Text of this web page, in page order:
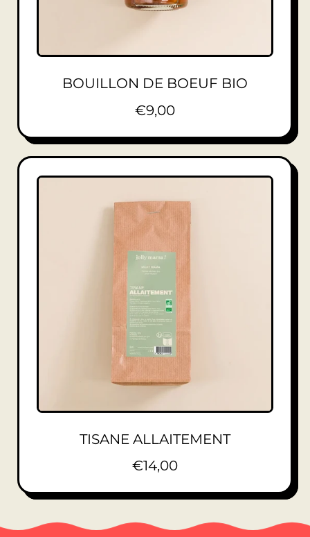
BOUILLON DE BOEUF BIO
P
I
X
N
O
R
M
A
L
€9,00
TISANE ALLAITEMENT
P
I
X
€14,00